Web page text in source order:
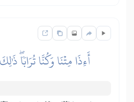
أَءِذَا مِتۡنَا وَكُنَّا تُرَابٗاۖ